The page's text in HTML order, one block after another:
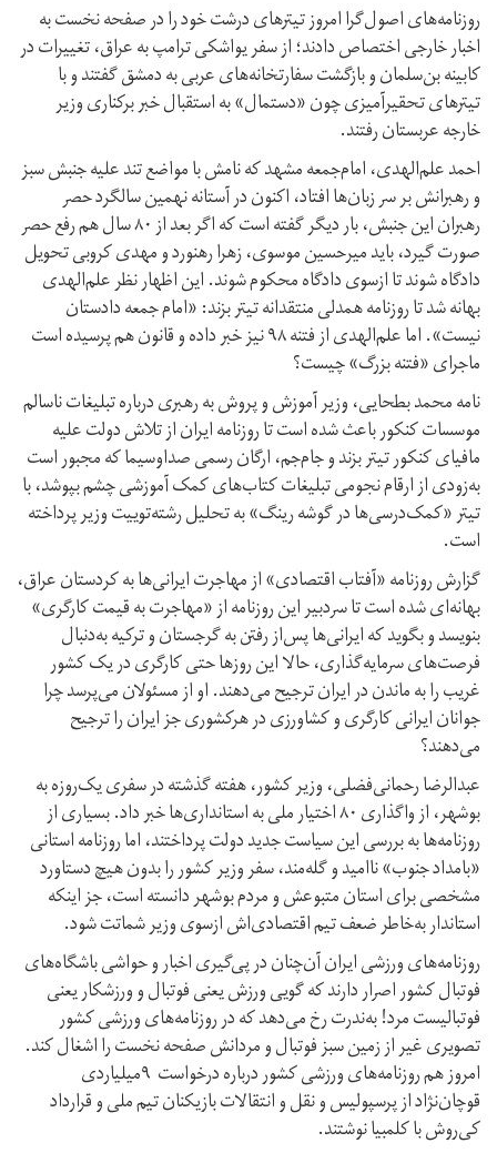
روزنامه‌های اصول‌گرا امروز تیترهای درشت خود را در صفحه نخست به
اخبار خارجی اختصاص دادند؛ از سفر یواشکی ترامپ به عراق، تغییرات در
کابینه بن‌سلمان و بازگشت سفارتخانه‌های عربی به دمشق گفتند و با
تیترهای تحقیرآمیزی چون «دستمال» به استقبال خبر برکناری وزیر
خارجه عربستان رفتند.
احمد علم‌الهدی، امام‌جمعه مشهد که نامش با مواضع تند علیه جنبش سبز
و رهبرانش بر سر زبان‌ها افتاد، اکنون در آستانه نهمین سالگرد حصر
رهبران این جنبش، بار دیگر گفته است که اگر بعد از ۸۰ سال هم رفع حصر
صورت گیرد، باید میرحسین موسوی، زهرا رهنورد و مهدی کروبی تحویل
دادگاه شوند تا ازسوی دادگاه محکوم شوند. این اظهار نظر علم‌الهدی
بهانه شد تا روزنامه همدلی منتقدانه تیتر بزند: «امام جمعه دادستان
نیست». اما علم‌الهدی از فتنه ۹۸ نیز خبر داده و قانون هم پرسیده است
ماجرای «فتنه بزرگ» چیست؟
نامه محمد بطحایی، وزیر آموزش و پروش به رهبری درباره تبلیغات ناسالم
موسسات کنکور باعث شده است تا روزنامه ایران از تلاش دولت علیه
مافیای کنکور تیتر بزند و جام‌جم، ارگان رسمی صداوسیما که مجبور است
به‌زودی از ارقام نجومی تبلیغات کتاب‌های کمک آموزشی چشم بپوشد، با
تیتر «کمک‌درسی‌ها در گوشه رینگ» به تحلیل رشته‌توییت وزیر پرداخته
است.
گزارش روزنامه «آفتاب اقتصادی» از مهاجرت ایرانی‌ها به کردستان عراق،
بهانه‌ای شده است تا سردبیر این روزنامه از «مهاجرت به قیمت کارگری»
بنویسد و بگوید که ایرانی‌ها پس‌از رفتن به گرجستان و ترکیه به‌دنبال
فرصت‌های سرمایه‌گذاری، حالا این روزها حتی کارگری در یک کشور
غریب را به ماندن در ایران ترجیح می‌دهند. او از مسئولان می‌پرسد چرا
جوانان ایرانی کارگری و کشاورزی در هرکشوری جز ایران را ترجیح
می‌دهند؟
عبدالرضا رحمانی‌فضلی، وزیر کشور، هفته گذشته در سفری یک‌روزه به
بوشهر، از واگذاری ۸۰ اختیار ملی به استانداری‌ها خبر داد. بسیاری از
روزنامه‌ها به بررسی این سیاست جدید دولت پرداختند، اما روزنامه استانی
«بامداد جنوب» ناامید و گله‌مند، سفر وزیر کشور را بدون هیچ دستاورد
مشخصی برای استان متبوعش و مردم بوشهر دانسته است، جز اینکه
استاندار به‌خاطر ضعف تیم اقتصادی‌اش ازسوی وزیر شماتت شود.
روزنامه‌های ورزشی ایران آن‌چنان در پی‌گیری اخبار و حواشی باشگاه‌های
فوتبال کشور اصرار دارند که گویی ورزش یعنی فوتبال و ورزشکار یعنی
فوتبالیست مرد! به‌ندرت رخ می‌دهد که در روزنامه‌های ورزشی کشور
تصویری غیر از زمین سبز فوتبال و مردانش صفحه نخست را اشغال کند.
امروز هم روزنامه‌های ورزشی کشور درباره درخواست ۹میلیاردی
قوچان‌نژاد از پرسپولیس و نقل و انتقالات بازیکنان تیم ملی و قرارداد
کی‌روش با کلمبیا نوشتند.